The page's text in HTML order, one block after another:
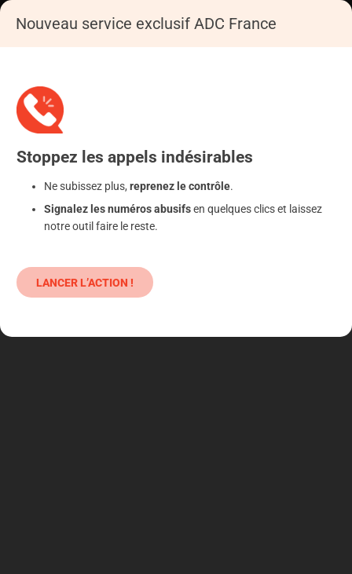
Nouveau service exclusif ADC France
Stoppez les appels indésirables
Ne subissez plus, reprenez le contrôle.
Signalez les numéros abusifsen quelques clics et laissez
notre outil faire le reste.
LANCER L’ACTION !